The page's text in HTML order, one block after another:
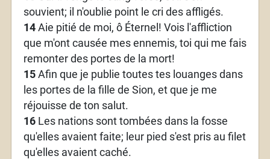
souvient; il n'oublie point le cri des affligés.
14Aie pitié de moi, ô Éternel! Vois l'affliction
que m'ont causée mes ennemis, toi qui me fais
remonter des portes de la mort!
15Afin que je publie toutes tes louanges dans
les portes de la fille de Sion, et que je me
réjouisse de ton salut.
16Les nations sont tombées dans la fosse
qu'elles avaient faite; leur pied s'est pris au filet
qu'elles avaient caché.